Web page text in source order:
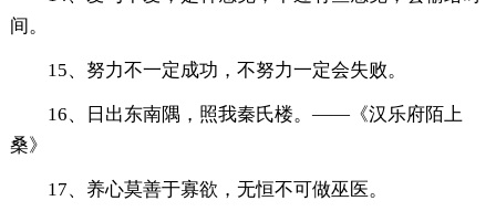
间。
15、努力不一定成功，不努力一定会失败。
16、日出东南隅，照我秦氏楼。——《汉乐府陌上
桑》
17、养心莫善于寡欲，无恒不可做巫医。